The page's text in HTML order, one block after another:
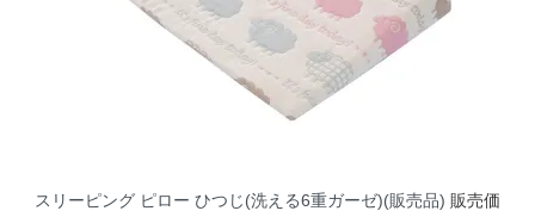
スリーピング ピロー ひつじ(洗える6重ガーゼ)(販売品) 販売価